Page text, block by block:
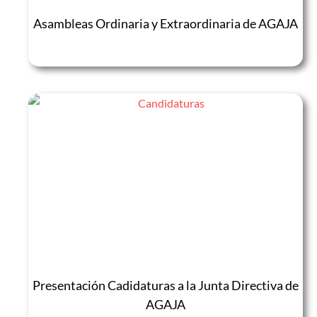
Asambleas Ordinaria y Extraordinaria de AGAJA
Presentación Cadidaturas a la Junta Directiva de
AGAJA